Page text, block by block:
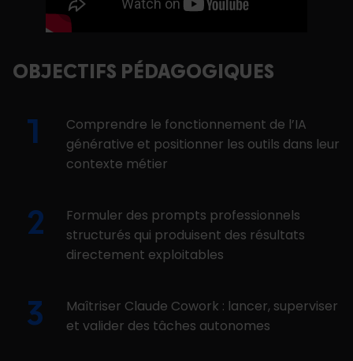
OBJECTIFS PÉDAGOGIQUES
Comprendre le fonctionnement de l’IA
générative et positionner les outils dans leur
contexte métier
Formuler des prompts professionnels
structurés qui produisent des résultats
directement exploitables
Maîtriser Claude Cowork : lancer, superviser
et valider des tâches autonomes